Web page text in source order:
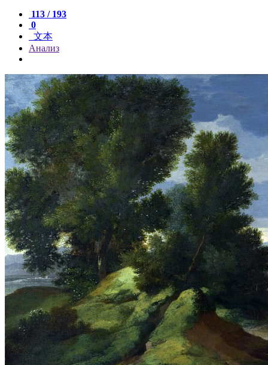
113 / 193
0
文本
Анализ